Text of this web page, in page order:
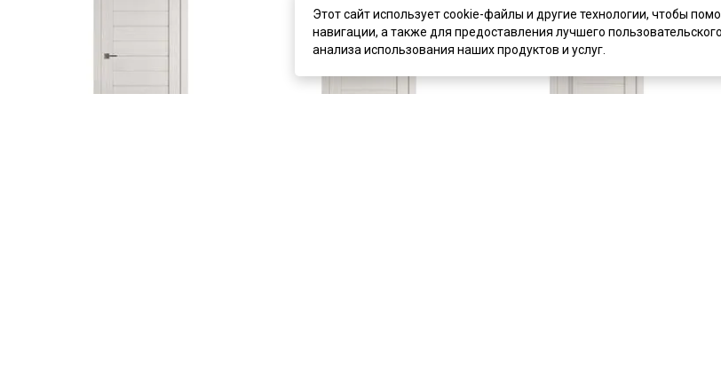
Этот сайт использует cookie-файлы и другие технологии, чтобы
навигации, а также для предоставления лучшего
анализа использования наших продуктов и услуг.